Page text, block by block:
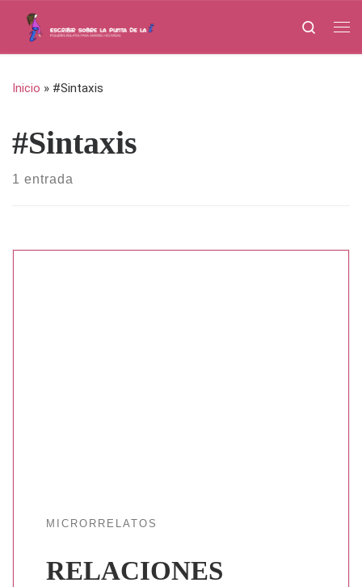
Saltar al contenido
Search
Inicio » #Sintaxis
#Sintaxis
1 entrada
MICRORRELATOS
RELACIONES